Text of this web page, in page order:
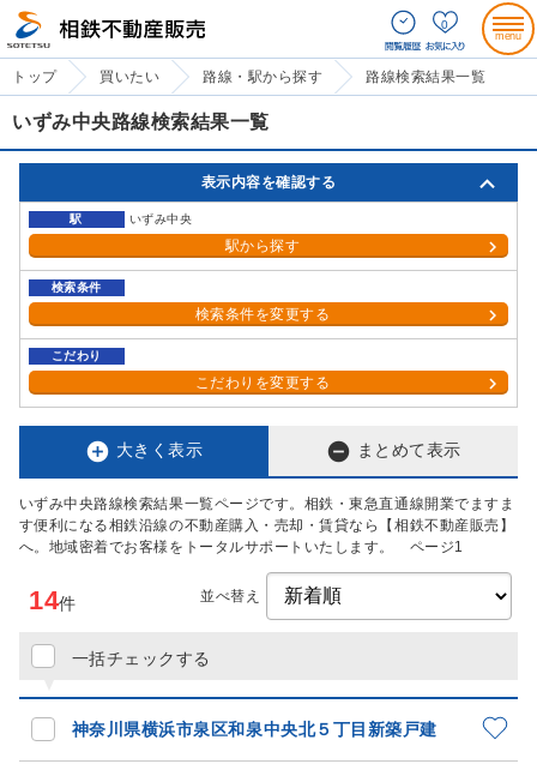
0
トップ 買いたい 路線・駅から探す 路線検索結果一覧
いずみ中央路線検索結果一覧
表示内容を確認する
駅 いずみ中央
駅から探す
検索条件
検索条件を変更する
こだわり
こだわりを変更する
 大きく表示  まとめて表示
いずみ中央路線検索結果一覧ページです。相鉄・東急直通線開業でますま
す便利になる相鉄沿線の不動産購入・売却・賃貸なら【相鉄不動産販売】
へ。地域密着でお客様をトータルサポートいたします。 ページ1
並べ替え
一括チェックする
14件
神奈川県横浜市泉区和泉中央北５丁目新築戸建